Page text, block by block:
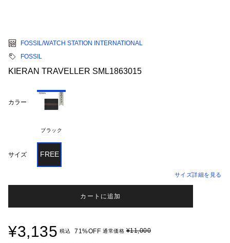
FOSSIL/WATCH STATION INTERNATIONAL
FOSSIL
KIERAN TRAVELLER SML1863015
カラー
ブラック
サイズ FREE
サイズ詳細を見る
カートに追加
¥3,135 税込 71%OFF 通常価格¥11,000